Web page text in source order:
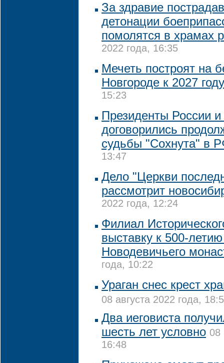
За здравие
детонации
помолятся в храмах
2022 года, 16:35
Мечеть построят на
Новгороде к 2027 году
15:23
Президенты России
договорились
судьбы "Сохнута" в
13:47
Дело "Церкви
рассмотрит
2022 года, 12:24
Филиал
выставку к 500-
Новодевичьего
года, 10:22
Ураган снес крест
08 августа 2022 года,
Два иеговиста
шесть лет условно 08
16:48